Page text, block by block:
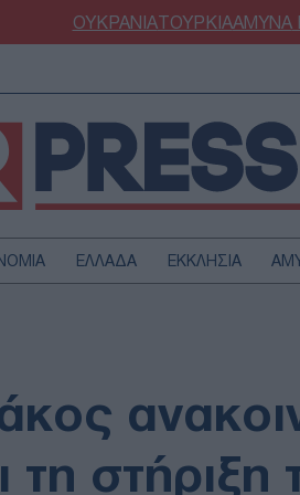
ΟΥΚΡΑΝΙΑΤΟΥΡΚΙΑΑΜΥΝΑ
ΕΛΛΑΔΑ ΕΚΚΛΗΣΙΑ
ΥΓΕΙΑ
τη στήριξη